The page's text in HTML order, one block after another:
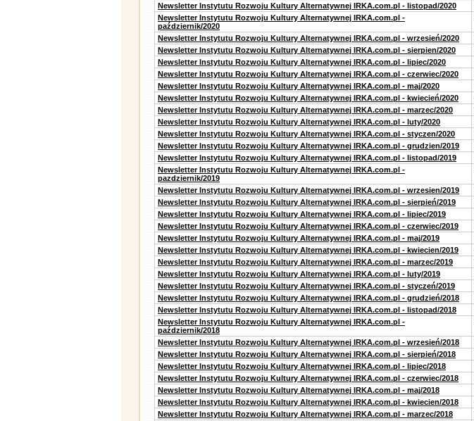
Newsletter Instytutu Rozwoju Kultury Alternatywnej IRKA.com.pl - listopad/2020
Newsletter Instytutu Rozwoju Kultury Alternatywnej IRKA.com.pl -
październik/2020
Newsletter Instytutu Rozwoju Kultury Alternatywnej IRKA.com.pl - wrzesień/2020
Newsletter Instytutu Rozwoju Kultury Alternatywnej IRKA.com.pl - sierpien/2020
Newsletter Instytutu Rozwoju Kultury Alternatywnej IRKA.com.pl - lipiec/2020
Newsletter Instytutu Rozwoju Kultury Alternatywnej IRKA.com.pl - czerwiec/2020
Newsletter Instytutu Rozwoju Kultury Alternatywnej IRKA.com.pl - maj/2020
Newsletter Instytutu Rozwoju Kultury Alternatywnej IRKA.com.pl - kwiecień/2020
Newsletter Instytutu Rozwoju Kultury Alternatywnej IRKA.com.pl - marzec/2020
Newsletter Instytutu Rozwoju Kultury Alternatywnej IRKA.com.pl - luty/2020
Newsletter Instytutu Rozwoju Kultury Alternatywnej IRKA.com.pl - styczen/2020
Newsletter Instytutu Rozwoju Kultury Alternatywnej IRKA.com.pl - grudzien/2019
Newsletter Instytutu Rozwoju Kultury Alternatywnej IRKA.com.pl - listopad/2019
Newsletter Instytutu Rozwoju Kultury Alternatywnej IRKA.com.pl -
pazdziernik/2019
Newsletter Instytutu Rozwoju Kultury Alternatywnej IRKA.com.pl - wrzesien/2019
Newsletter Instytutu Rozwoju Kultury Alternatywnej IRKA.com.pl - sierpień/2019
Newsletter Instytutu Rozwoju Kultury Alternatywnej IRKA.com.pl - lipiec/2019
Newsletter Instytutu Rozwoju Kultury Alternatywnej IRKA.com.pl - czerwiec/2019
Newsletter Instytutu Rozwoju Kultury Alternatywnej IRKA.com.pl - maj/2019
Newsletter Instytutu Rozwoju Kultury Alternatywnej IRKA.com.pl - kwiecien/2019
Newsletter Instytutu Rozwoju Kultury Alternatywnej IRKA.com.pl - marzec/2019
Newsletter Instytutu Rozwoju Kultury Alternatywnej IRKA.com.pl - luty/2019
Newsletter Instytutu Rozwoju Kultury Alternatywnej IRKA.com.pl - styczeń/2019
Newsletter Instytutu Rozwoju Kultury Alternatywnej IRKA.com.pl - grudzień/2018
Newsletter Instytutu Rozwoju Kultury Alternatywnej IRKA.com.pl - listopad/2018
Newsletter Instytutu Rozwoju Kultury Alternatywnej IRKA.com.pl -
październik/2018
Newsletter Instytutu Rozwoju Kultury Alternatywnej IRKA.com.pl - wrzesień/2018
Newsletter Instytutu Rozwoju Kultury Alternatywnej IRKA.com.pl - sierpień/2018
Newsletter Instytutu Rozwoju Kultury Alternatywnej IRKA.com.pl - lipiec/2018
Newsletter Instytutu Rozwoju Kultury Alternatywnej IRKA.com.pl - czerwiec/2018
Newsletter Instytutu Rozwoju Kultury Alternatywnej IRKA.com.pl - maj/2018
Newsletter Instytutu Rozwoju Kultury Alternatywnej IRKA.com.pl - kwiecien/2018
Newsletter Instytutu Rozwoju Kultury Alternatywnej IRKA.com.pl - marzec/2018